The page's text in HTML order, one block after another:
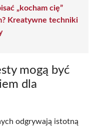
„kocham cię”
Kreatywne techniki
mogą być
dla
odgrywają istotną